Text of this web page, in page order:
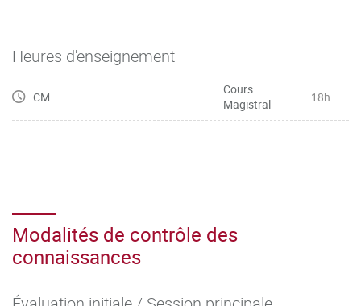
Heures d'enseignement
CM
Cours
Magistral
18h
Modalités de contrôle des
connaissances